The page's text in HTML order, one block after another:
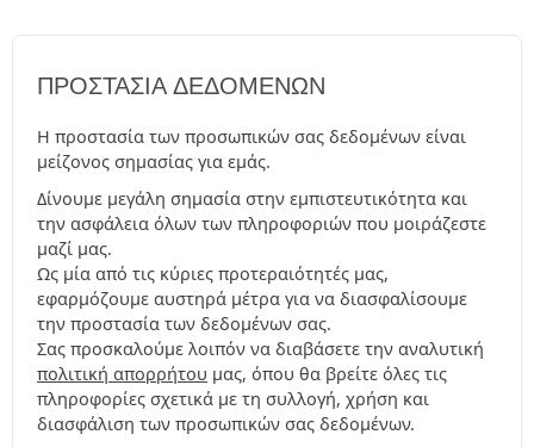
ΠΡΟΣΤΑΣΊΑ ΔΕΔΟΜΈΝΩΝ
Η προστασία των προσωπικών σας δεδομένων είναι
μείζονος σημασίας για εμάς.
Δίνουμε μεγάλη σημασία στην εμπιστευτικότητα και
την ασφάλεια όλων των πληροφοριών που μοιράζεστε
μαζί μας.
Ως μία από τις κύριες προτεραιότητές μας,
εφαρμόζουμε αυστηρά μέτρα για να διασφαλίσουμε
την προστασία των δεδομένων σας.
Σας προσκαλούμε λοιπόν να διαβάσετε την αναλυτική
πολιτική απορρήτου μας, όπου θα βρείτε όλες τις
πληροφορίες σχετικά με τη συλλογή, χρήση και
διασφάλιση των προσωπικών σας δεδομένων.